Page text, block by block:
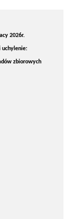
2026r.
uchylenie:
zbiorowych